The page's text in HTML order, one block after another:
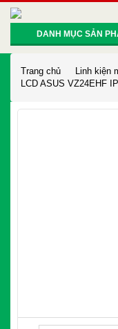
DANH MỤC SẢN
Trang chủ Linh kiện
LCD ASUS VZ24EHF